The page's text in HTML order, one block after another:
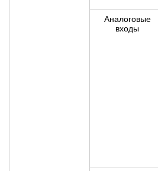
Аналоговые
входы